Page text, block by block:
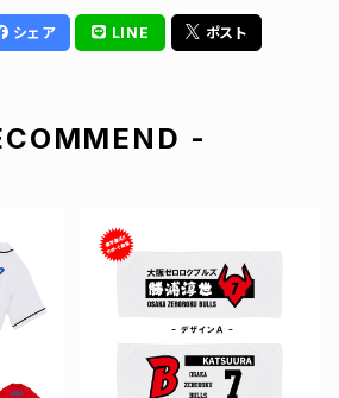
シェア LINE ポスト
-